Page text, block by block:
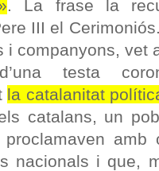
. La frase la
III el
i companyons, vet
testa
la catalanitat
catalans, un
proclamaven
nacionals i que,